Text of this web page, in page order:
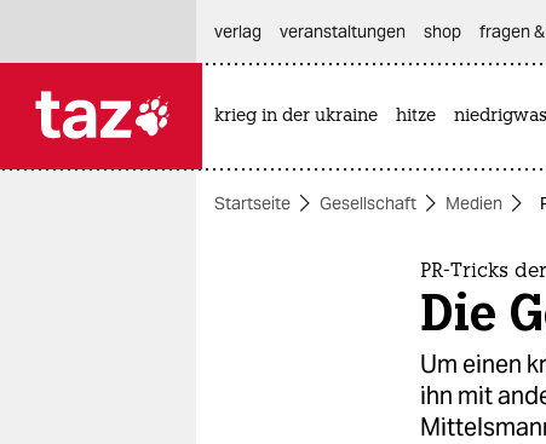
themen
verlag
veranstaltungen shop fragen
krieg in der ukraine hitze
Startseite Gesellschaft Medien
PR-Tricks
Die
Um einen
ihn mit